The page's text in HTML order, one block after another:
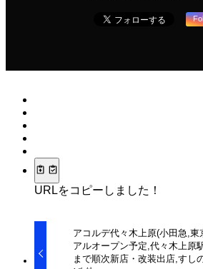
URLをコピーしました！
アコルデ代々木上原(小田急,
アルオープン予定,代々木上原
まで順次新店・改装出店,すし